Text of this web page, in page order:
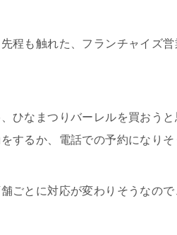
程も触れた、フランチャイズ
ひなまつりバーレルを買おう
するか、電話での予約になりそ
ごとに対応が変わりそうなの